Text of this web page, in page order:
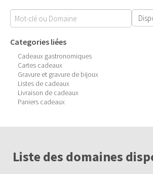
Categories liées
Cadeaux gastronomiques
Cartes cadeaux
Gravure et gravure de bijoux
Listes de cadeaux
Livraison de cadeaux
Paniers cadeaux
Liste des domaines